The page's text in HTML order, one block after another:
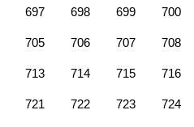
697 698 699 700
705 706 707 708
713 714 715 716
721 722 723 724